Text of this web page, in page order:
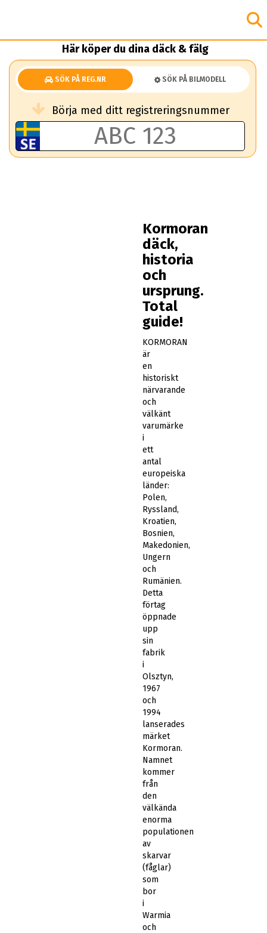
Här köper du dina däck & fälg
SÖK PÅ REG.NR SÖK PÅ BILMODELL
Börja med ditt registreringsnummer
Kormoran
däck,
historia
och
ursprung.
Total
guide!
KORMORAN
är
en
historiskt
närvarande
och
välkänt
varumärke
i
ett
antal
europeiska
länder:
Polen,
Ryssland,
Kroatien,
Bosnien,
Makedonien,
Ungern
och
Rumänien.
Detta
förtag
öppnade
upp
sin
fabrik
i
Olsztyn,
1967
och
1994
lanserades
märket
Kormoran.
Namnet
kommer
från
den
välkända
enorma
populationen
av
skarvar
(fåglar)
som
bor
i
Warmia
och